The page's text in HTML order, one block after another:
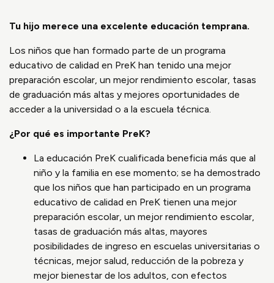
Tu hijo merece una excelente educación temprana.
Los niños que han formado parte de un programa
educativo de calidad en PreK han tenido una mejor
preparación escolar, un mejor rendimiento escolar, tasas
de graduación más altas y mejores oportunidades de
acceder a la universidad o a la escuela técnica.
¿Por qué es importante PreK?
La educación PreK cualificada beneficia más que al
niño y la familia en ese momento; se ha demostrado
que los niños que han participado en un programa
educativo de calidad en PreK tienen una mejor
preparación escolar, un mejor rendimiento escolar,
tasas de graduación más altas, mayores
posibilidades de ingreso en escuelas universitarias o
técnicas, mejor salud, reducción de la pobreza y
mejor bienestar de los adultos, con efectos